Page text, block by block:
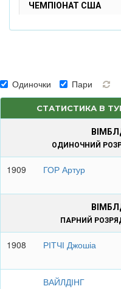
ЧЕМПІОНАТ США
Одиночки Пари
СТАТИСТИКА В
ОДИНОЧНИЙ
1909 ГОР Артур
ПАРНИЙ
1908 РІТЧІ Джошіа
ВАЙЛДІНГ